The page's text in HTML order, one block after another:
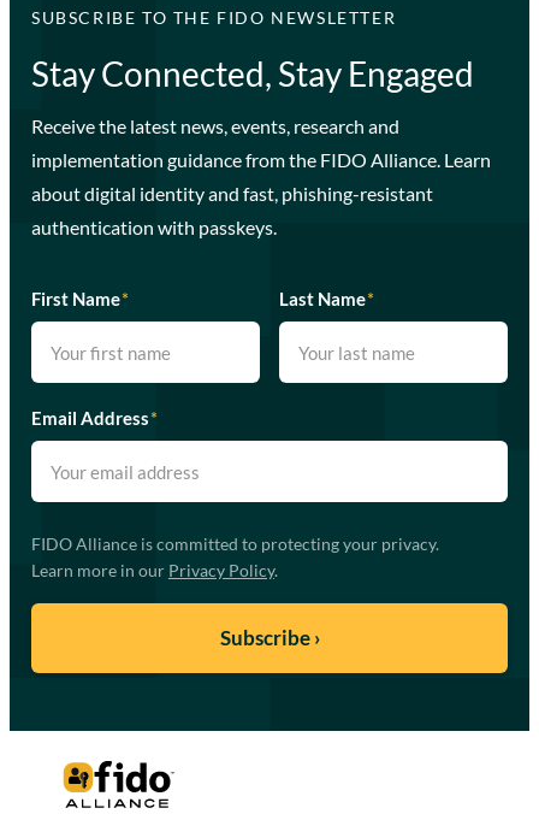
SUBSCRIBE TO THE FIDO NEWSLETTER
Stay Connected, Stay Engaged
Receive the latest news, events, research and
implementation guidance from the FIDO Alliance. Learn
about digital identity and fast, phishing-resistant
authentication with passkeys.
First Name* Last Name*
Email Address*
FIDO Alliance is committed to protecting your privacy.
Learn more in our Privacy Policy.